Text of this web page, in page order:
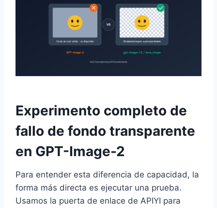
Experimento completo de
fallo de fondo transparente
en GPT-Image-2
Para entender esta diferencia de capacidad, la
forma más directa es ejecutar una prueba.
Usamos la puerta de enlace de APIYI para